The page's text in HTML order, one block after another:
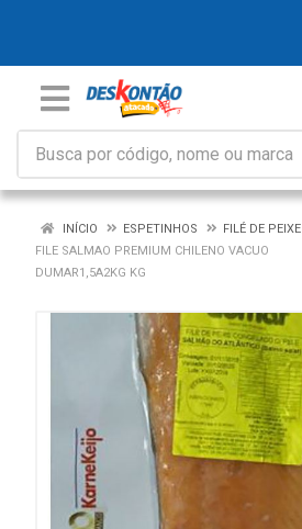
INÍCIO ESPETINHOS
FILÉ DE PEIXE
FILE SALMAO PREMIUM CHILENO VACUO
DUMAR1,5A2KG KG